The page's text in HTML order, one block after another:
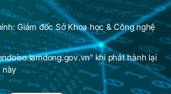
Giám đốc Sở Khoa học & Công nghệ
khi phát hành lại
này